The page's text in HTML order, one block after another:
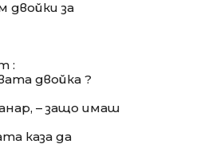
двойки за
:
двойка ?
– защо имаш
каза да